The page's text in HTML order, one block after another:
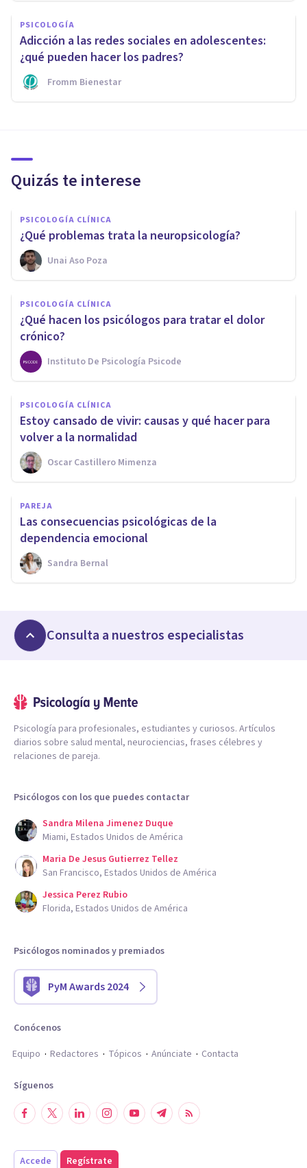
PSICOLOGÍA
Adicción a las redes sociales en adolescentes:
¿qué pueden hacer los padres?
Fromm Bienestar
Quizás te interese
PSICOLOGÍA CLÍNICA
¿Qué problemas trata la neuropsicología?
Unai Aso Poza
PSICOLOGÍA CLÍNICA
¿Qué hacen los psicólogos para tratar el dolor
crónico?
Instituto De Psicología Psicode
PSICOLOGÍA CLÍNICA
Estoy cansado de vivir: causas y qué hacer para
volver a la normalidad
Oscar Castillero Mimenza
PAREJA
Las consecuencias psicológicas de la
dependencia emocional
Sandra Bernal
Consulta a nuestros especialistas
Psicología para profesionales, estudiantes y curiosos. Artículos
diarios sobre salud mental, neurociencias, frases célebres y
relaciones de pareja.
Psicólogos con los que puedes contactar
Sandra Milena Jimenez Duque
Miami, Estados Unidos de América
Maria De Jesus Gutierrez Tellez
San Francisco, Estados Unidos de América
Jessica Perez Rubio
Florida, Estados Unidos de América
Psicólogos nominados y premiados
PyM Awards 2024
Conócenos
Equipo
Redactores Tópicos Anúnciate Contacta
Síguenos
Accede Regístrate